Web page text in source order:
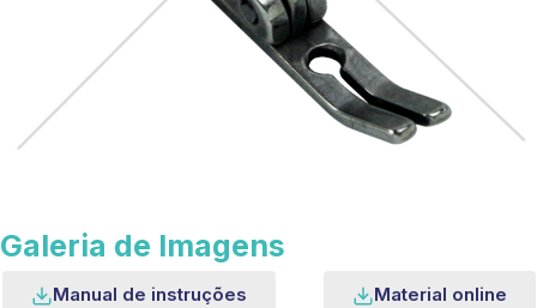
Galeria de Imagens
Manual de instruções Material online